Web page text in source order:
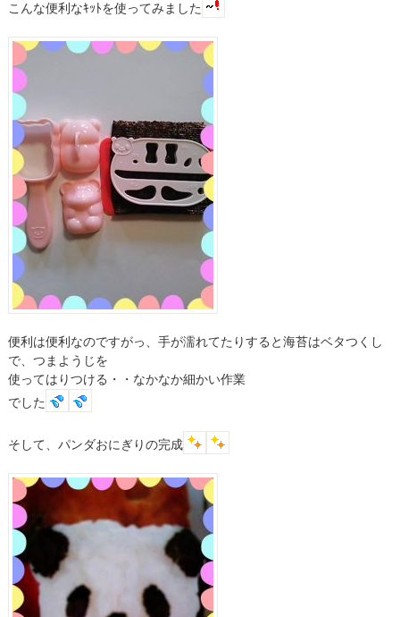
こんな便利なｷｯﾄを使ってみました
便利は便利なのですがっ、手が濡れてたりすると海苔はベタつくし
で、つまようじを
使ってはりつける・・なかなか細かい作業
でした
そして、パンダおにぎりの完成